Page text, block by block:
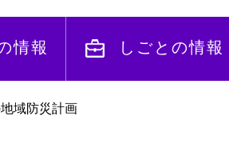
情報 しごとの情報
域防災計画